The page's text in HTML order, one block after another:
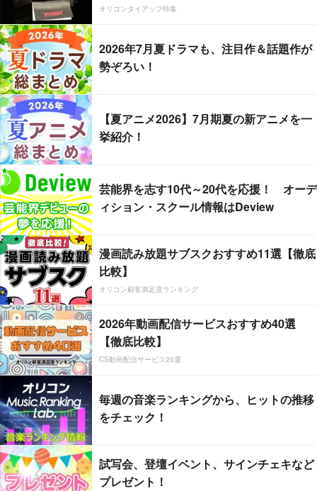
オリコンタイアップ特集
2026年7月夏ドラマも、注目作＆話題作が
勢ぞろい！
【夏アニメ2026】7月期夏の新アニメを一
挙紹介！
芸能界を志す10代～20代を応援！ オーデ
ィション・スクール情報はDeview
漫画読み放題サブスクおすすめ11選【徹底
比較】
オリコン顧客満足度ランキング
2026年動画配信サービスおすすめ40選
【徹底比較】
CS動画配信サービス20選
毎週の音楽ランキングから、ヒットの推移
をチェック！
試写会、登壇イベント、サインチェキなど
プレゼント！